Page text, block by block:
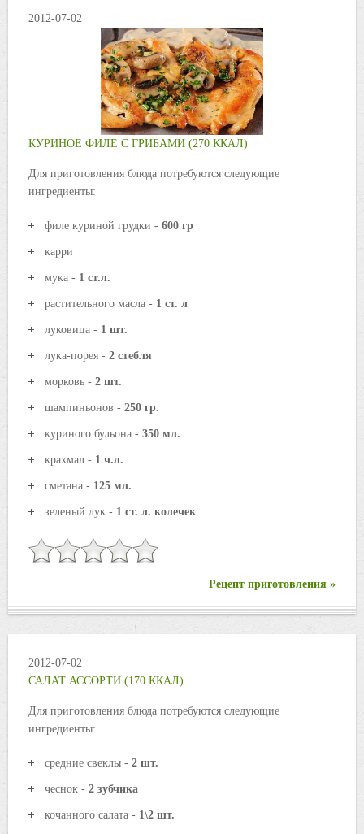
2012-07-02
КУРИНОЕ ФИЛЕ С ГРИБАМИ (270 ККАЛ)
Для приготовления блюда потребуются следующие
ингредиенты:
филе куриной грудки - 600 гр
карри
мука - 1 ст.л.
растительного масла - 1 ст. л
луковица - 1 шт.
лука-порея - 2 стебля
морковь - 2 шт.
шампиньонов - 250 гр.
куриного бульона - 350 мл.
крахмал - 1 ч.л.
сметана - 125 мл.
зеленый лук - 1 ст. л. колечек
Рецепт приготовления »
2012-07-02
САЛАТ АССОРТИ (170 ККАЛ)
Для приготовления блюда потребуются следующие
ингредиенты:
средние свеклы - 2 шт.
чеснок - 2 зубчика
кочанного салата - 1\2 шт.